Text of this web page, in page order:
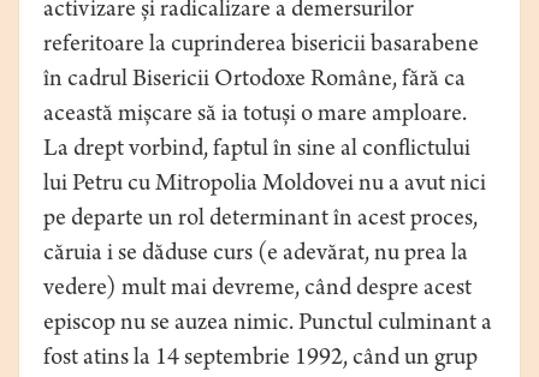
activizare și radicalizare a demersurilor
referitoare la cuprinderea bisericii basarabene
în cadrul Bisericii Ortodoxe Române, fără ca
această mișcare să ia totuși o mare amploare.
La drept vorbind, faptul în sine al conflictului
lui Petru cu Mitropolia Moldovei nu a avut nici
pe departe un rol determinant în acest proces,
căruia i se dăduse curs (e adevărat, nu prea la
vedere) mult mai devreme, când despre acest
episcop nu se auzea nimic. Punctul culminant a
fost atins la 14 septembrie 1992, când un grup